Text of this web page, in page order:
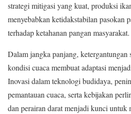
strategi mitigasi yang kuat, produksi
menyebabkan ketidakstabilan pasokan
terhadap ketahanan pangan masyarakat.
Dalam jangka panjang, ketergantungan
kondisi cuaca membuat adaptasi
Inovasi dalam teknologi budidaya,
pemantauan cuaca, serta kebijakan
dan perairan darat menjadi kunci untuk